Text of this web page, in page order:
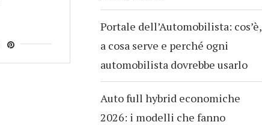
Portale dell’Automobilista: cos’è,
a cosa serve e perché ogni
automobilista dovrebbe usarlo
Auto full hybrid economiche
2026: i modelli che fanno